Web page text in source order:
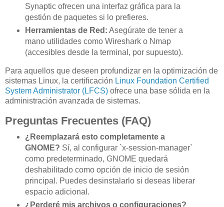
Synaptic ofrecen una interfaz gráfica para la
gestión de paquetes si lo prefieres.
Herramientas de Red: Asegúrate de tener a
mano utilidades como Wireshark o Nmap
(accesibles desde la terminal, por supuesto).
Para aquellos que deseen profundizar en la optimización de
sistemas Linux, la certificación Linux Foundation Certified
System Administrator (LFCS) ofrece una base sólida en la
administración avanzada de sistemas.
Preguntas Frecuentes (FAQ)
¿Reemplazará esto completamente a
GNOME? Sí, al configurar `x-session-manager`
como predeterminado, GNOME quedará
deshabilitado como opción de inicio de sesión
principal. Puedes desinstalarlo si deseas liberar
espacio adicional.
¿Perderé mis archivos o configuraciones?